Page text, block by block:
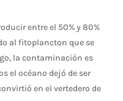
entre el 50% y 80%
al fitoplancton que se
la contaminación es
el océano dejó de ser
en el vertedero de